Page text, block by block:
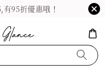
95折優惠哦！